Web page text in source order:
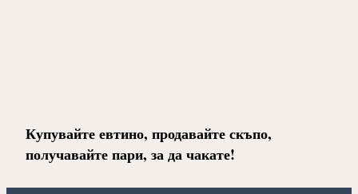
Купувайте евтино, продавайте скъпо,
получавайте пари, за да чакате!